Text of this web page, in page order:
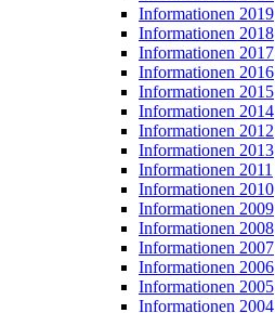
Informationen 2019
Informationen 2018
Informationen 2017
Informationen 2016
Informationen 2015
Informationen 2014
Informationen 2012
Informationen 2013
Informationen 2011
Informationen 2010
Informationen 2009
Informationen 2008
Informationen 2007
Informationen 2006
Informationen 2005
Informationen 2004